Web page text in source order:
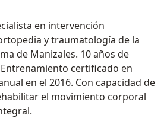
en intervención
y traumatología de la
de Manizales. 10 años de
certificado en
en el 2016. Con capacidad de
el movimiento corporal